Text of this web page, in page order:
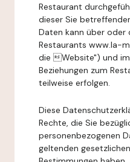
Restaurant
dieser Sie
Daten kann über oder
Restaurants www.la-
die Website") und im
Beziehungen zum
teilweise erfolgen.
Diese
Rechte, die Sie
personenbezogenen
geltenden